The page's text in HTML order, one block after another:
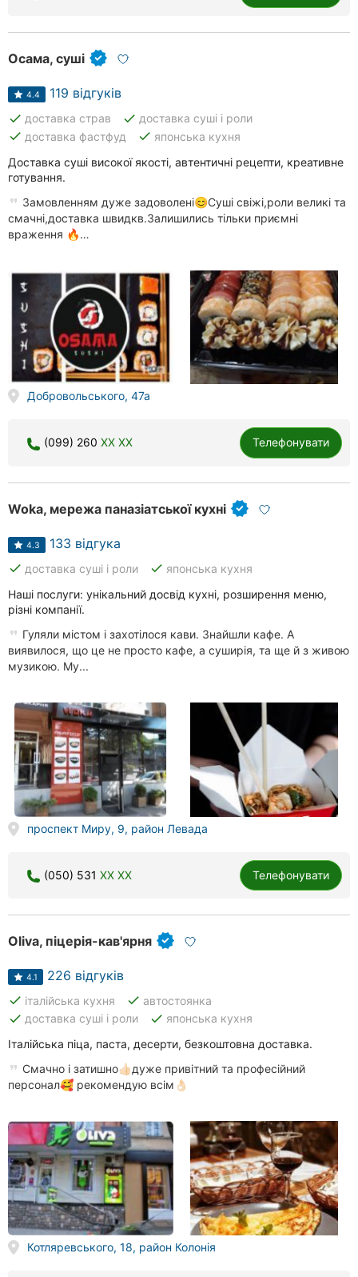
Осама, суші
4.4 119 відгуків
done доставка страв done доставка суші і роли
done доставка фастфуд done японська кухня
Доставка суші високої якості, автентичні рецепти, креативне
готування.
Замовленням дуже задоволені😊Суші свіжі,роли великі та
смачні,доставка швидкв.Залишились тільки приємні
враження 🔥…
Добровольського, 47а
(099) 260 XX XX Телефонувати
Woka, мережа паназіатської кухні
4.3 133 відгука
done доставка суші і роли done японська кухня
Наші послуги: унікальний досвід кухні, розширення меню,
різні компанії.
Гуляли містом і захотілося кави. Знайшли кафе. А
виявилося, що це не просто кафе, а суширія, та ще й з живою
музикою. Му...
проспект Миру, 9, район Левада
(050) 531 XX XX Телефонувати
Oliva, піцерія-кав'ярня
4.1 226 відгуків
done італійська кухня done автостоянка
done доставка суші і роли done японська кухня
Італійська піца, паста, десерти, безкоштовна доставка.
Смачно і затишно👍🏻дуже привітний та професійний
персонал🥰 рекомендую всім👌🏻
Котляревського, 18, район Колонія